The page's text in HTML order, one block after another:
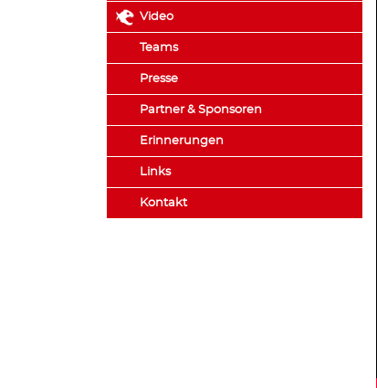
Video
Teams
Presse
Partner & Sponsoren
Erinnerungen
Links
Kontakt